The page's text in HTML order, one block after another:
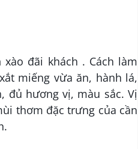
đãi khách . Cách làm
miếng vừa ăn, hành lá,
đủ hương vị, màu sắc. Vị
thơm đặc trưng của cần